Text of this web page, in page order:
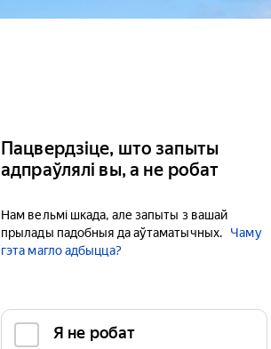
Пацвердзіце, што запыты
адпраўлялі вы, а не робат
Нам вельмі шкада, але запыты з вашай
прылады падобныя да аўтаматычных.
Чаму
гэта магло адбыцца?
Я не робат